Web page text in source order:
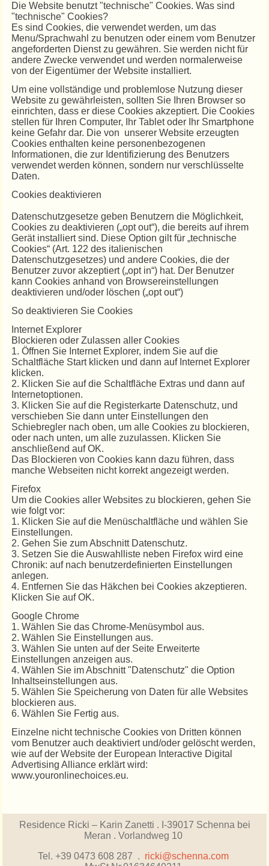
Die Website benutzt "technische" Cookies. Was sind
"technische" Cookies?
Es sind Cookies, die verwendet werden, um das
Menu/Sprachwahl zu benutzen oder einem vom Benutzer
angeforderten Dienst zu gewähren. Sie werden nicht für
andere Zwecke verwendet und werden normalerweise
von der Eigentümer der Website installiert.
Um eine vollständige und problemlose Nutzung dieser
Website zu gewährleisten, sollten Sie Ihren Browser so
einrichten, dass er diese Cookies akzeptiert. Die Cookies
stellen für Ihren Computer, Ihr Tablet oder Ihr Smartphone
keine Gefahr dar. Die von unserer Website erzeugten
Cookies enthalten keine personenbezogenen
Informationen, die zur Identifizierung des Benutzers
verwendet werden können, sondern nur verschlüsselte
Daten.
Cookies deaktivieren
Datenschutzgesetze geben Benutzern die Möglichkeit,
Cookies zu deaktivieren („opt out“), die bereits auf ihrem
Gerät installiert sind. Diese Option gilt für „technische
Cookies“ (Art. 122 des italienischen
Datenschutzgesetzes) und andere Cookies, die der
Benutzer zuvor akzeptiert („opt in“) hat. Der Benutzer
kann Cookies anhand von Browsereinstellungen
deaktivieren und/oder löschen („opt out“)
So deaktivieren Sie Cookies
Internet Explorer
Blockieren oder Zulassen aller Cookies
1. Öffnen Sie Internet Explorer, indem Sie auf die
Schaltfläche Start klicken und dann auf Internet Explorer
klicken.
2. Klicken Sie auf die Schaltfläche Extras und dann auf
Internetoptionen.
3. Klicken Sie auf die Registerkarte Datenschutz, und
verschieben Sie dann unter Einstellungen den
Schiebregler nach oben, um alle Cookies zu blockieren,
oder nach unten, um alle zuzulassen. Klicken Sie
anschließend auf OK.
Das Blockieren von Cookies kann dazu führen, dass
manche Webseiten nicht korrekt angezeigt werden.
Firefox
Um die Cookies aller Websites zu blockieren, gehen Sie
wie folgt vor:
1. Klicken Sie auf die Menüschaltfläche und wählen Sie
Einstellungen.
2. Gehen Sie zum Abschnitt Datenschutz.
3. Setzen Sie die Auswahlliste neben Firefox wird eine
Chronik: auf nach benutzerdefinierten Einstellungen
anlegen.
4. Entfernen Sie das Häkchen bei Cookies akzeptieren.
Klicken Sie auf OK.
Google Chrome
1. Wählen Sie das Chrome-Menüsymbol aus.
2. Wählen Sie Einstellungen aus.
3. Wählen Sie unten auf der Seite Erweiterte
Einstellungen anzeigen aus.
4. Wählen Sie im Abschnitt "Datenschutz" die Option
Inhaltseinstellungen aus.
5. Wählen Sie Speicherung von Daten für alle Websites
blockieren aus.
6. Wählen Sie Fertig aus.
Einzelne nicht technische Cookies von Dritten können
vom Benutzer auch deaktiviert und/oder gelöscht werden,
wie auf der Website der European Interactive Digital
Advertising Alliance erklärt wird:
www.youronlinechoices.eu.
Residence Ricki – Karin Zanetti . I-39017 Schenna bei
Meran . Vorlandweg 10
Tel. +39 0473 608 287 . ricki@schenna.com